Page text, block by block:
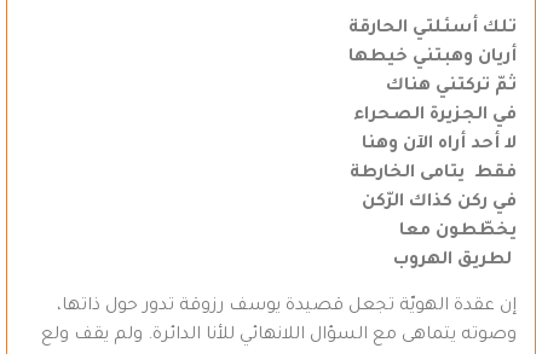
تلك أسئلتي الحارقة
أريان وهبتني خيطها
ثمّ تركتني هناك
في الجزيرة الصحراء
لا أحد أراه الآن وهنا
فقط يتامى الخارطة
في ركن كذاك الرّكن
يخطّطون معا
لطريق الهروب
إن عقدة الهويّة تجعل قصيدة يوسف رزوقة تدور حول ذاتها،
وصوته يتماهى مع السؤال اللانهائي للأنا الدائرة. ولم يقف ولع